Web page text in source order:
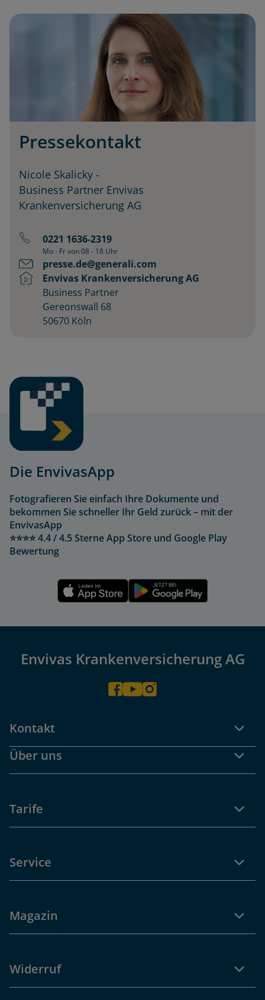
Pressekontakt
Nicole Skalicky -
Business Partner Envivas
Krankenversicherung AG
0221 1636-2319
Mo - Fr von 08 - 18 Uhr
presse.de@generali.com
Envivas Krankenversicherung AG
Business Partner
Gereonswall 68
50670 Köln
Die EnvivasApp
Fotografieren Sie einfach Ihre Dokumente und
bekommen Sie schneller Ihr Geld zurück – mit der
EnvivasApp
⭐⭐⭐⭐ 4.4 / 4.5 Sterne App Store und Google Play
Bewertung
Envivas Krankenversicherung AG
Kontakt
Über uns
Tarife
Service
Magazin
Widerruf